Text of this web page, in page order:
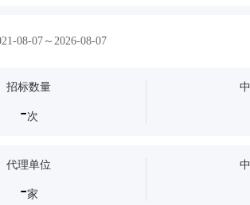
08-07～2026-08-07
招标数量
-次
代理单位
-家